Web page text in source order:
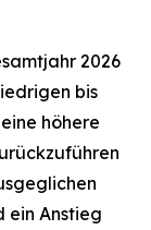
2026
bis
höhere
ein Anstieg